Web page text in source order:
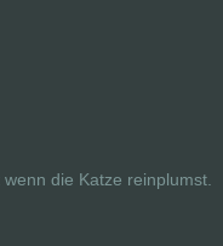
die Katze reinplumst.